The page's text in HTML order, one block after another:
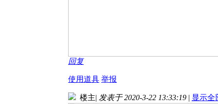
回复
使用道具 举报
楼主| 发表于 2020-3-22 13:33:19 | 显示全